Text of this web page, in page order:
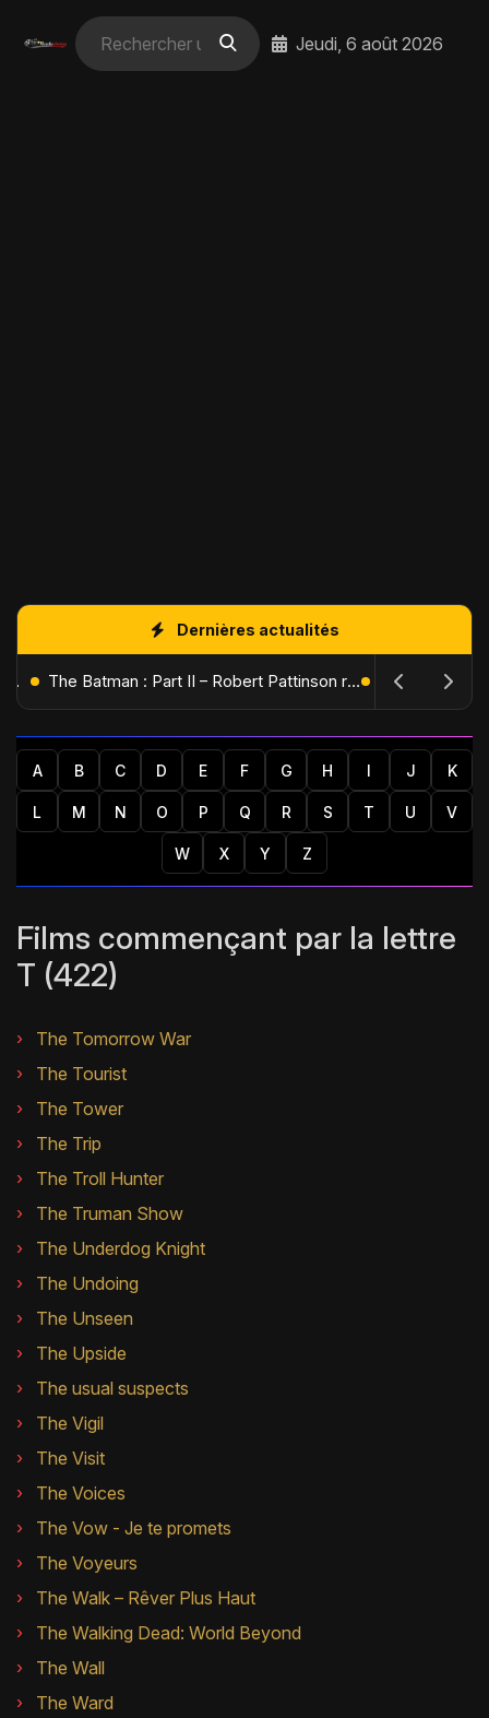
Jeudi, 6 août 2026
Dernières actualités
L'Âge de Glace : Le Réveil du Volcan – Manny, Sid et Diego de retour pour une aventure explosive The Batman : Part II – Robert Pattinson replonge dans les ténèbres de Gotham dès octobre 2027
A B C D E F G H I J K
L M N O P Q R S T U V
W X Y Z
Films commençant par la lettre
T (422)
The Tomorrow War
The Tourist
The Tower
The Trip
The Troll Hunter
The Truman Show
The Underdog Knight
The Undoing
The Unseen
The Upside
The usual suspects
The Vigil
The Visit
The Voices
The Vow - Je te promets
The Voyeurs
The Walk – Rêver Plus Haut
The Walking Dead: World Beyond
The Wall
The Ward